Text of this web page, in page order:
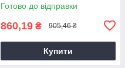
Готово до відправки
860,19 ₴ 905,46 ₴
Купити